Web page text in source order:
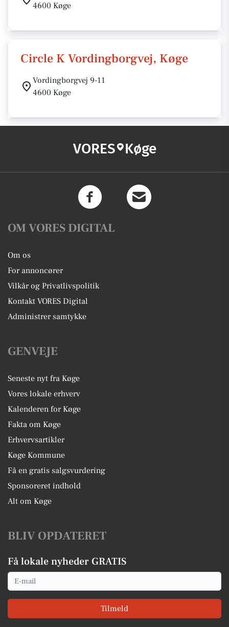
4600 Køge
Circle K Vordingborgvej, Køge
Vordingborgvej 9-11
4600 Køge
VORES Køge
OM VORES DIGITAL
Om os
For annoncører
Vilkår og Privatlivspolitik
Kontakt VORES Digital
Administrer samtykke
GENVEJE
Seneste nyt fra Køge
Vores lokale erhverv
Kalenderen for Køge
Fakta om Køge
Erhvervsartikler
Køge Kommune
Få en gratis salgsvurdering
Sponsoreret indhold
Alt om Køge
BLIV OPDATERET
Få lokale nyheder GRATIS
Email
Tilmeld